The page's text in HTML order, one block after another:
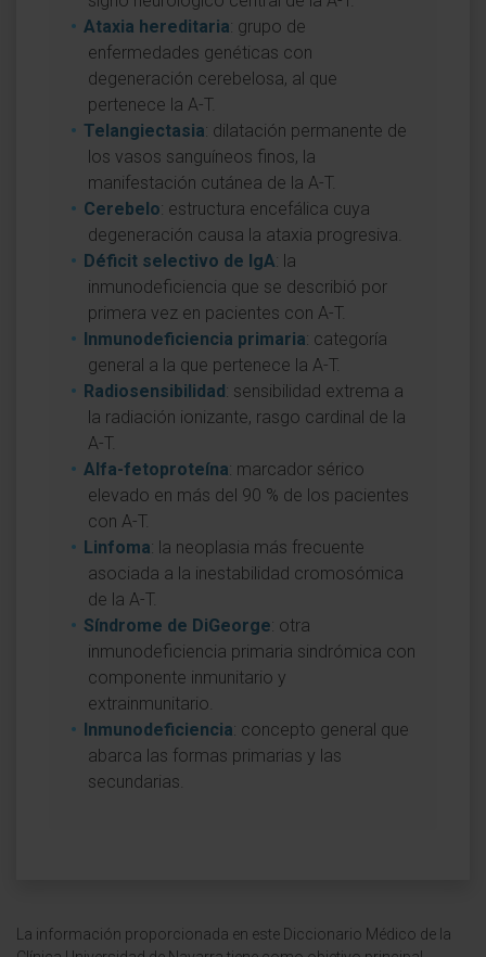
Ataxia hereditaria: grupo de
enfermedades genéticas con
degeneración cerebelosa, al que
pertenece la A-T.
Telangiectasia: dilatación permanente de
los vasos sanguíneos finos, la
manifestación cutánea de la A-T.
Cerebelo: estructura encefálica cuya
degeneración causa la ataxia progresiva.
Déficit selectivo de IgA: la
inmunodeficiencia que se describió por
primera vez en pacientes con A-T.
Inmunodeficiencia primaria: categoría
general a la que pertenece la A-T.
Radiosensibilidad: sensibilidad extrema a
la radiación ionizante, rasgo cardinal de la
A-T.
Alfa-fetoproteína: marcador sérico
elevado en más del 90 % de los pacientes
con A-T.
Linfoma: la neoplasia más frecuente
asociada a la inestabilidad cromosómica
de la A-T.
Síndrome de DiGeorge: otra
inmunodeficiencia primaria sindrómica con
componente inmunitario y
extrainmunitario.
Inmunodeficiencia: concepto general que
abarca las formas primarias y las
secundarias.
La información proporcionada en este Diccionario Médico de la